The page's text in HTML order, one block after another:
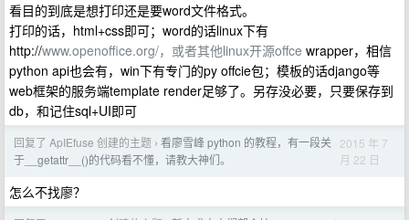
看目的到底是想打印还是要word文件格式。
打印的话，html+css即可；word的话linux下有
http://www.openoffice.org/，或者其他linux开源offce wrapper，相信
python api也会有，win下有专门的py offcie包；模板的话django等
web框架的服务端template render足够了。另存没必要，只要保存到
db，和记住sql+UI即可
回复了 ApIEfuse 创建的主题 › 看廖雪峰 python 的教程，有一段关
于__getattr__()的代码看不懂，请教大神们。
2015 年 7
月 22 日
怎么不找廖？